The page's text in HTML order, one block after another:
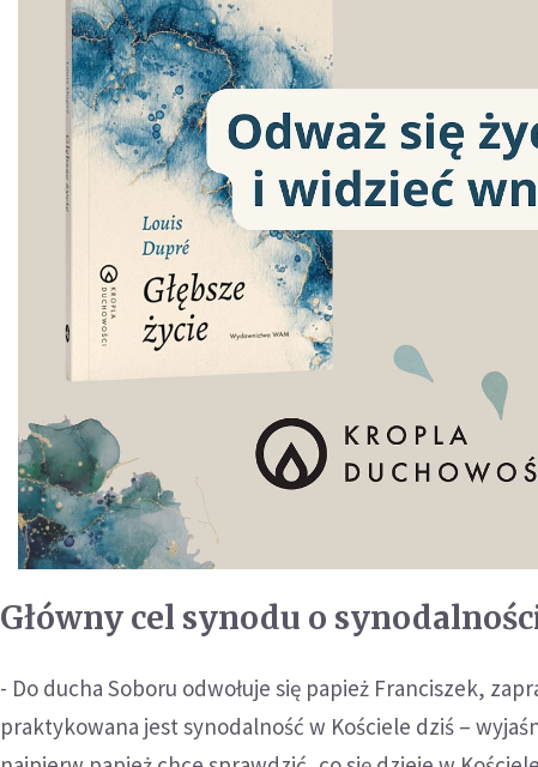
Główny cel synodu o
- Do ducha Soboru odwołuje się papież Franciszek,
praktykowana jest synodalność w Kościele dziś –